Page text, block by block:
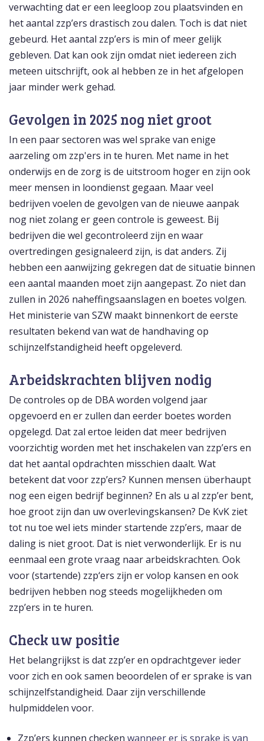
verwachting dat er een leegloop zou plaatsvinden en
het aantal zzp’ers drastisch zou dalen. Toch is dat niet
gebeurd. Het aantal zzp’ers is min of meer gelijk
gebleven. Dat kan ook zijn omdat niet iedereen zich
meteen uitschrijft, ook al hebben ze in het afgelopen
jaar minder werk gehad.
Gevolgen in 2025 nog niet groot
In een paar sectoren was wel sprake van enige
aarzeling om zzp'ers in te huren. Met name in het
onderwijs en de zorg is de uitstroom hoger en zijn ook
meer mensen in loondienst gegaan. Maar veel
bedrijven voelen de gevolgen van de nieuwe aanpak
nog niet zolang er geen controle is geweest. Bij
bedrijven die wel gecontroleerd zijn en waar
overtredingen gesignaleerd zijn, is dat anders. Zij
hebben een aanwijzing gekregen dat de situatie binnen
een aantal maanden moet zijn aangepast. Zo niet dan
zullen in 2026 naheffingsaanslagen en boetes volgen.
Het ministerie van SZW maakt binnenkort de eerste
resultaten bekend van wat de handhaving op
schijnzelfstandigheid heeft opgeleverd.
Arbeidskrachten blijven nodig
De controles op de DBA worden volgend jaar
opgevoerd en er zullen dan eerder boetes worden
opgelegd. Dat zal ertoe leiden dat meer bedrijven
voorzichtig worden met het inschakelen van zzp’ers en
dat het aantal opdrachten misschien daalt. Wat
betekent dat voor zzp’ers? Kunnen mensen überhaupt
nog een eigen bedrijf beginnen? En als u al zzp’er bent,
hoe groot zijn dan uw overlevingskansen? De KvK ziet
tot nu toe wel iets minder startende zzp’ers, maar de
daling is niet groot. Dat is niet verwonderlijk. Er is nu
eenmaal een grote vraag naar arbeidskrachten. Ook
voor (startende) zzp‘ers zijn er volop kansen en ook
bedrijven hebben nog steeds mogelijkheden om
zzp’ers in te huren.
Check uw positie
Het belangrijkst is dat zzp’er en opdrachtgever ieder
voor zich en ook samen beoordelen of er sprake is van
schijnzelfstandigheid. Daar zijn verschillende
hulpmiddelen voor.
Zzp’ers kunnen checken wanneer er is sprake is van